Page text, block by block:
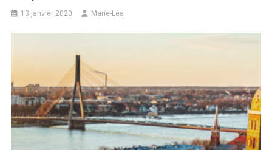
13 janvier 2020 Marie-Léa